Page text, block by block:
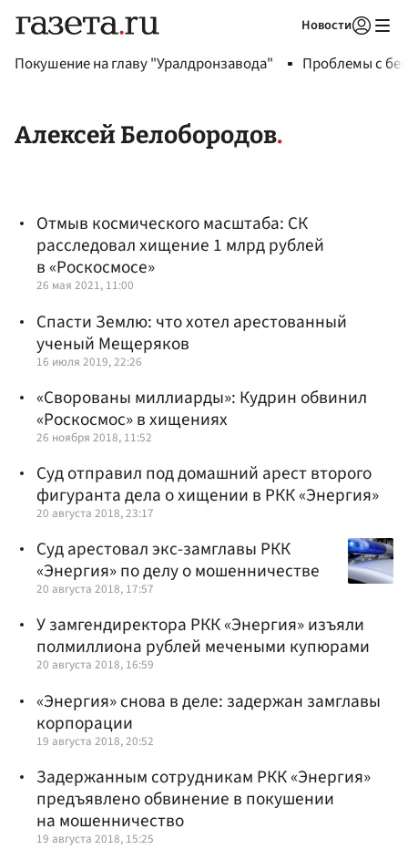
Новости
Покушение на главу "Уралдронзавода" Проблемы с
Алексей Белобородов
Отмыв космического масштаба: СК
расследовал хищение 1 млрд рублей
в «Роскосмосе»
26 мая 2021, 11:00
Спасти Землю: что хотел арестованный
ученый Мещеряков
16 июля 2019, 22:26
«Сворованы миллиарды»: Кудрин обвинил
«Роскосмос» в хищениях
26 ноября 2018, 11:52
Суд отправил под домашний арест второго
фигуранта дела о хищении в РКК «Энергия»
20 августа 2018, 23:17
Суд арестовал экс-замглавы РКК
«Энергия» по делу о мошенничестве
20 августа 2018, 17:57
У замгендиректора РКК «Энергия» изъяли
полмиллиона рублей мечеными купюрами
20 августа 2018, 16:59
«Энергия» снова в деле: задержан замглавы
корпорации
19 августа 2018, 20:52
Задержанным сотрудникам РКК «Энергия»
предъявлено обвинение в покушении
на мошенничество
19 августа 2018, 15:25